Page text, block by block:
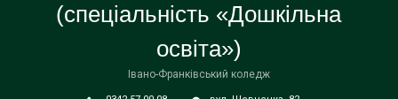
(спеціальність «Дошкільна
освіта»)
Івано-Франківський коледж